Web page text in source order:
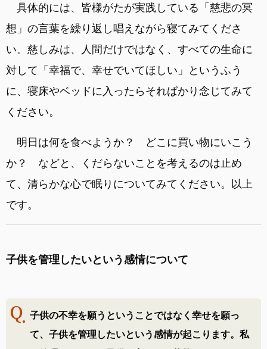
具体的には、皆様がたが実践している「慈悲の冥
想」の言葉を繰り返し唱えながら寝てみてくださ
い。慈しみは、人間だけではなく、すべての生命に
対して「幸福で、幸せでいてほしい」というふう
に、寝床やベッドに入ったらそればかり念じてみて
ください。
明日は何を食べようか？ どこに買い物にいこう
か？ などと、くだらないことを考えるのは止め
て、清らかな心で眠りについてみてください。以上
です。
子供を管理したいという感情について
子供の不幸を願うということではなく幸せを願っ
て、子供を管理したいという感情が起こります。私